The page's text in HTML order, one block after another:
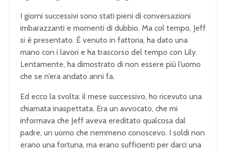
I giorni successivi sono stati pieni di conversazioni
imbarazzanti e momenti di dubbio. Ma col tempo, Jeff
si è presentato. È venuto in fattoria, ha dato una
mano con i lavori e ha trascorso del tempo con Lily.
Lentamente, ha dimostrato di non essere più l’uomo
che se n’era andato anni fa.
Ed ecco la svolta: il mese successivo, ho ricevuto una
chiamata inaspettata. Era un avvocato, che mi
informava che Jeff aveva ereditato qualcosa dal
padre, un uomo che nemmeno conoscevo. I soldi non
erano una fortuna, ma erano sufficienti per darci una